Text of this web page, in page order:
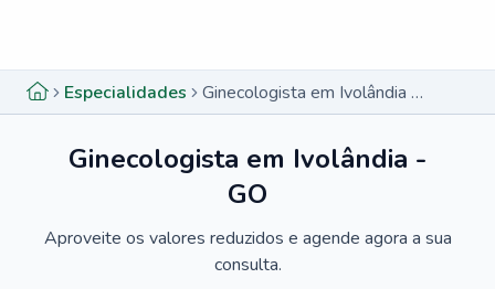
Especialidades Ginecologista em Ivolândia - GO
Ginecologista em Ivolândia -
GO
Aproveite os valores reduzidos e agende agora a sua
consulta.